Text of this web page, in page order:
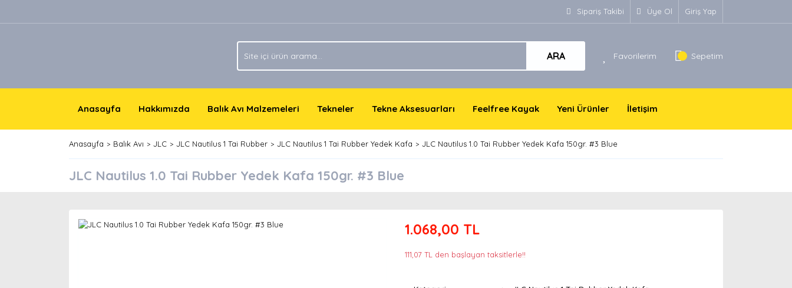
Sipariş Takibi Üye Ol Giriş Yap
ARA Favorilerim Sepetim
Anasayfa Hakkımızda Balık Avı Malzemeleri Tekneler Tekne Aksesuarları Feelfree Kayak Yeni Ürünler İletişim
Anasayfa Balık Avı JLC JLC Nautilus 1 Tai Rubber JLC Nautilus 1 Tai Rubber Yedek Kafa JLC Nautilus 1.0 Tai Rubber Yedek Kafa 150gr. #3 Blue
JLC Nautilus 1.0 Tai Rubber Yedek Kafa 150gr. #3 Blue
1.068,00 TL
111,07 TL den başlayan taksitlerle!!